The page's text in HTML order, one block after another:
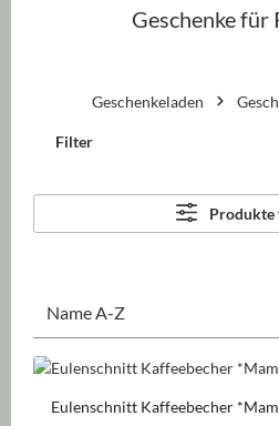
Geschenke für
Geschenkeladen
Filter
Eulenschnitt Kaffeebecher